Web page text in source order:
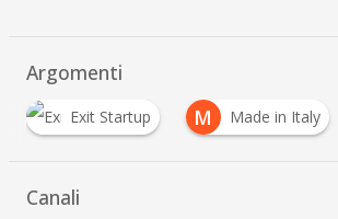
Argomenti
M
Made in Italy P PayPal
Canali